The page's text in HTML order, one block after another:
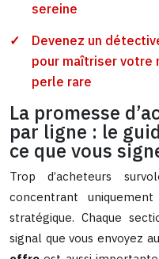
sereine
Devenez un
pour maîtriser votre
perle rare
La promesse
par ligne : le
ce que vous
Trop d’acheteurs
concentrant
stratégique. Chaque
signal que vous envoyez au